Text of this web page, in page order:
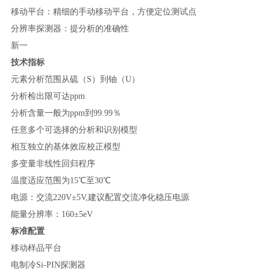
移动平台：精细的手动移动平台，方便定位测试点
分辨率探测器：提分析的准确性
新一
技术指标
元素分析范围从硫（S）到铀（U）
分析检出限可达ppm
分析含量一般为ppm到99.99％
任意多个可选择的分析和识别模型
相互独立的基体效应校正模型
多变量非线性回归程序
温度适应范围为15℃至30℃
电源：交流220V±5V,建议配置交流净化稳压电源
能量分辨率：160±5eV
标准配置
移动样品平台
电制冷Si-PIN探测器